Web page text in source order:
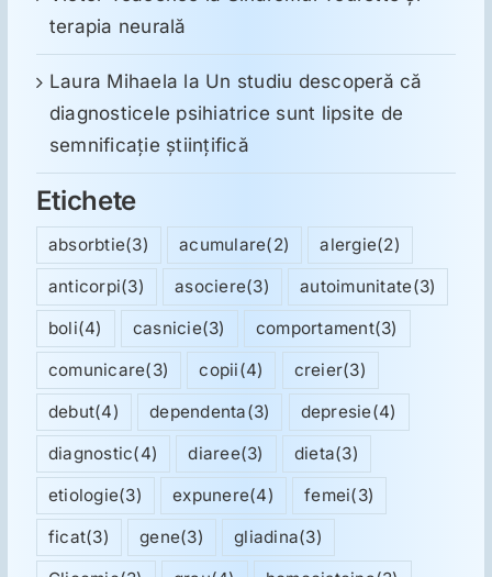
terapia neurală
Laura Mihaela la Un studiu descoperă că
diagnosticele psihiatrice sunt lipsite de
semnificație științifică
Etichete
absorbtie(3) acumulare(2) alergie(2)
anticorpi(3) asociere(3) autoimunitate(3)
boli(4) casnicie(3) comportament(3)
comunicare(3) copii(4) creier(3)
debut(4) dependenta(3) depresie(4)
diagnostic(4) diaree(3) dieta(3)
etiologie(3) expunere(4) femei(3)
ficat(3) gene(3) gliadina(3)